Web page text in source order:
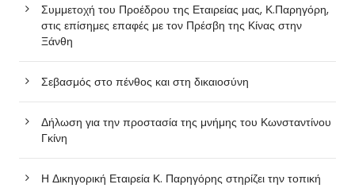
Συμμετοχή του Προέδρου της Εταιρείας μας, Κ.Παρηγόρη,
στις επίσημες επαφές με τον Πρέσβη της Κίνας στην
Ξάνθη
Σεβασμός στο πένθος και στη δικαιοσύνη
Δήλωση για την προστασία της μνήμης του Κωνσταντίνου
Γκίνη
Η Δικηγορική Εταιρεία Κ. Παρηγόρης στηρίζει την τοπική